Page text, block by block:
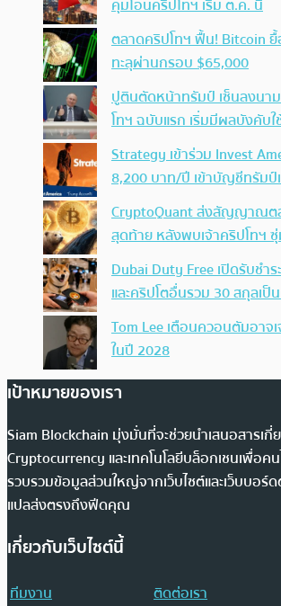
คุมโอนคริปโทฯ เริ่ม ต.ค. นี้
ตลาดคริปโทฯ ฟื้น! Bitcoin
ทะลุผ่านกรอบ $65,000
ปูตินตัดหน้าทรัมป์ เซ็นลงน
โทฯ ฉบับแรก เริ่มมีผลบังคับ
Strategy เข้าร่วม Invest
8,200 บาท/ปี เข้าบัญชีทรัม
CryptoQuant ส่งสัญญาณต
สุดท้าย หลังพบเจ้าคริปโทฯ ซุ่
Dubai Duty Free เปิดรับชำ
และคริปโตอื่นรวม 30 สกุลเป็
Tom Lee เตือนควอนตัมอาจ
ในปี 2028
เป้าหมายของเรา
Siam Blockchain มุ่งมั่นที่จะช่วยนำเสนอสารเกี่
Cryptocurrency และเทคโนโลยีบล็อกเชนเพื่อคน
รวบรวมข้อมูลส่วนใหญ่จากเว็บไซต์และเว็บบอร์ด
แปลส่งตรงถึงฟีดคุณ
เกี่ยวกับเว็บไซต์นี้
ทีมงาน
ติดต่อเรา